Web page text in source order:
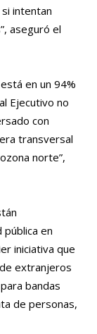
intentan
aseguró el
en un 94%
Ejecutivo no
con
transversal
norte”,
en
iniciativa que
extranjeros
bandas
de personas,